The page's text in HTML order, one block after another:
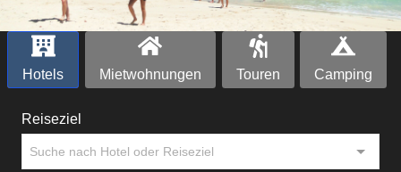
Hotels Mietwohnungen Touren Camping
Reiseziel
Suche nach Hotel oder Reiseziel